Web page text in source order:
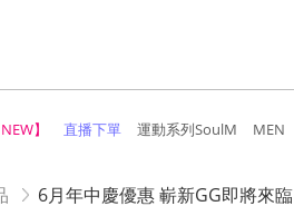
NEW】 直播下單 運動系列SoulM MEN
6月年中慶優惠 嶄新GG即將來臨